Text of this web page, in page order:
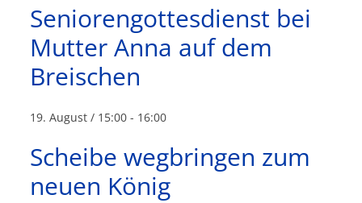
Seniorengottesdienst bei
Mutter Anna auf dem
Breischen
19. August / 15:00 - 16:00
Scheibe wegbringen zum
neuen König